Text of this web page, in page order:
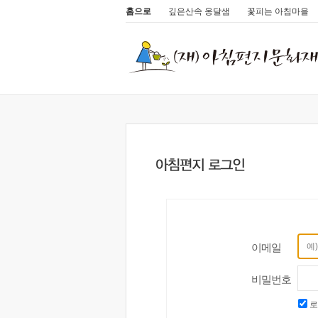
홈으로 깊은산속 옹달샘 꽃피는 아침마을
이메일
비밀번호